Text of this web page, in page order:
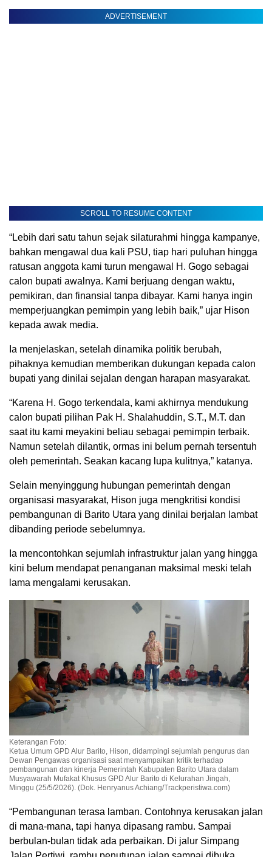
ADVERTISEMENT
SCROLL TO RESUME CONTENT
“Lebih dari satu tahun sejak silaturahmi hingga kampanye,
bahkan mengawal dua kali PSU, tiap hari puluhan hingga
ratusan anggota kami turun mengawal H. Gogo sebagai
calon bupati awalnya. Kami berjuang dengan waktu,
pemikiran, dan finansial tanpa dibayar. Kami hanya ingin
memperjuangkan pemimpin yang lebih baik,” ujar Hison
kepada awak media.
Ia menjelaskan, setelah dinamika politik berubah,
pihaknya kemudian memberikan dukungan kepada calon
bupati yang dinilai sejalan dengan harapan masyarakat.
“Karena H. Gogo terkendala, kami akhirnya mendukung
calon bupati pilihan Pak H. Shalahuddin, S.T., M.T. dan
saat itu kami meyakini beliau sebagai pemimpin terbaik.
Namun setelah dilantik, ormas ini belum pernah tersentuh
oleh pemerintah. Seakan kacang lupa kulitnya,” katanya.
Selain menyinggung hubungan pemerintah dengan
organisasi masyarakat, Hison juga mengkritisi kondisi
pembangunan di Barito Utara yang dinilai berjalan lambat
dibanding periode sebelumnya.
Ia mencontohkan sejumlah infrastruktur jalan yang hingga
kini belum mendapat penanganan maksimal meski telah
lama mengalami kerusakan.
Keterangan Foto:
Ketua Umum GPD Alur Barito, Hison, didampingi sejumlah pengurus dan
Dewan Pengawas organisasi saat menyampaikan kritik terhadap
pembangunan dan kinerja Pemerintah Kabupaten Barito Utara dalam
Musyawarah Mufakat Khusus GPD Alur Barito di Kelurahan Jingah,
Minggu (25/5/2026). (Dok. Henryanus Achiang/Trackperistiwa.com)
“Pembangunan terasa lamban. Contohnya kerusakan jalan
di mana-mana, tapi hanya dipasang rambu. Sampai
berbulan-bulan tidak ada perbaikan. Di jalur Simpang